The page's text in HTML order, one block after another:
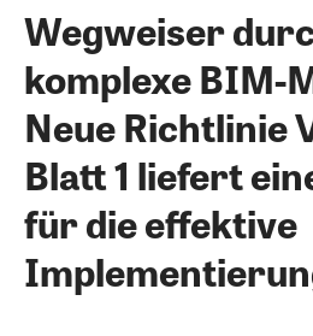
Wegweiser
komplexe BIM-
Neue Richtlinie
Blatt 1 liefert
für die effektive